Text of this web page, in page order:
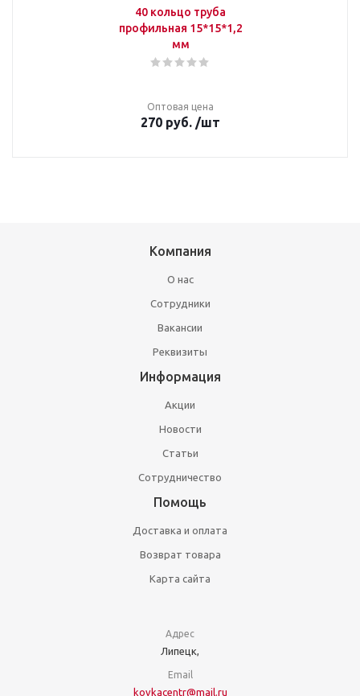
40 кольцо труба
профильная 15*15*1,2
мм
Оптовая цена
270 руб. /шт
Компания
О нас
Сотрудники
Вакансии
Реквизиты
Информация
Акции
Новости
Статьи
Сотрудничество
Помощь
Доставка и оплата
Возврат товара
Карта сайта
Адрес
Липецк,
Email
kovkacentr@mail.ru